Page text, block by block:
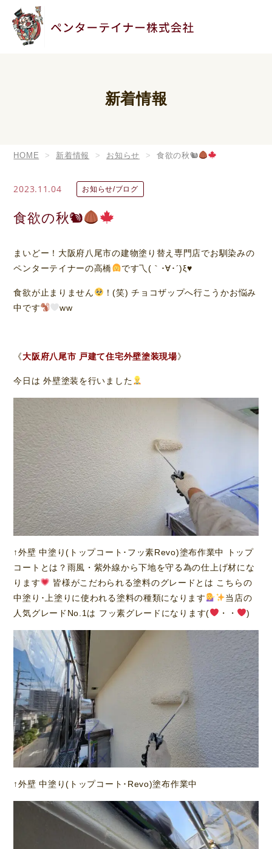
新着情報
HOME 新着情報 お知らせ 食欲の秋🐿
2023.11.04 お知らせ/ブログ
食欲の秋🐿
まいどー！大阪府八尾市の建物塗り替え専門店でお馴染みの
ペンターテイナーの高橋
です乁(｀･∀･´)ξ♥️
食欲が止まりません
！(笑) チョコザップへ行こうかお悩み
中です
ww
《大阪府八尾市 戸建て住宅外壁塗装現場》
今日は 外壁塗装を行いました
↑外壁 中塗り(トップコート･フッ素Revo)塗布作業中 トップ
コートとは？雨風・紫外線から下地を守る為の仕上げ材にな
ります
皆様がこだわられる塗料のグレードとは こちらの
中塗り･上塗りに使われる塗料の種類になります
当店の
人気グレードNo.1は フッ素グレードになります(
・・ )
↑外壁 中塗り(トップコート･Revo)塗布作業中